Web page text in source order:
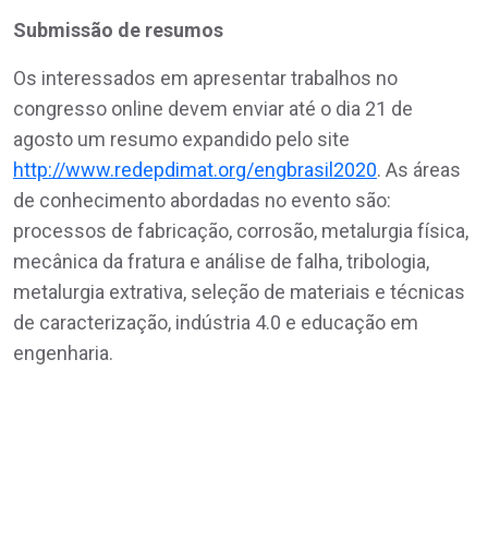
Submissão de resumos
Os interessados em apresentar trabalhos no
congresso online devem enviar até o dia 21 de
agosto um resumo expandido pelo site
http://www.redepdimat.org/engbrasil2020. As áreas
de conhecimento abordadas no evento são:
processos de fabricação, corrosão, metalurgia física,
mecânica da fratura e análise de falha, tribologia,
metalurgia extrativa, seleção de materiais e técnicas
de caracterização, indústria 4.0 e educação em
engenharia.